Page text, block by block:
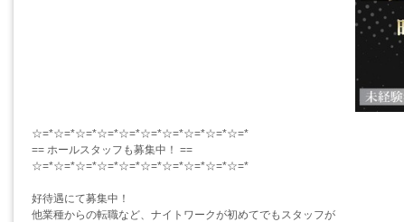
☆=*☆=*☆=*☆=*☆=*☆=*☆=*☆=*☆=*☆=*
== ホールスタッフも募集中！ ==
☆=*☆=*☆=*☆=*☆=*☆=*☆=*☆=*☆=*☆=*
好待遇にて募集中！
他業種からの転職など、ナイトワークが初めてでもスタッフが